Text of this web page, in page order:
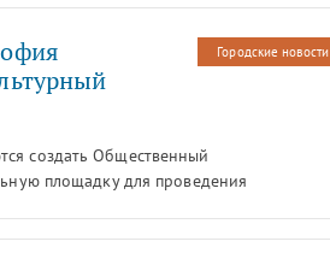
Городские новости
создать Общественный
площадку для проведения